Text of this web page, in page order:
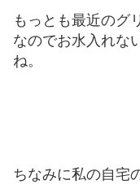
もっとも最近のグ
なのでお水入れな
ね。
ちなみに私の自宅